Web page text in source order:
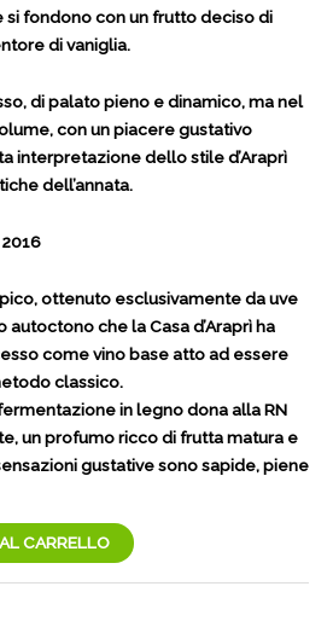
si fondono con un frutto deciso di
di vaniglia.
di palato pieno e dinamico, ma nel
con un piacere gustativo
interpretazione dello stile d’Araprì
dell’annata.
2016
ottenuto esclusivamente da uve
autoctono che la Casa d’Araprì ha
come vino base atto ad essere
classico.
in legno dona alla RN
un profumo ricco di frutta matura e
gustative sono sapide, piene
CARRELLO